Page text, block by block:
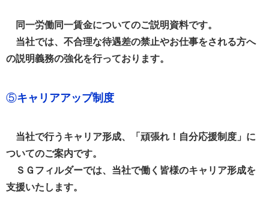
同一労働同一賃金についてのご説明資料です。
当社では、不合理な待遇差の禁止やお仕事をされる方へ
の説明義務の強化を行っております。
⑤キャリアアップ制度
当社で行うキャリア形成、「頑張れ！自分応援制度」に
ついてのご案内です。
ＳＧフィルダーでは、当社で働く皆様のキャリア形成を
支援いたします。